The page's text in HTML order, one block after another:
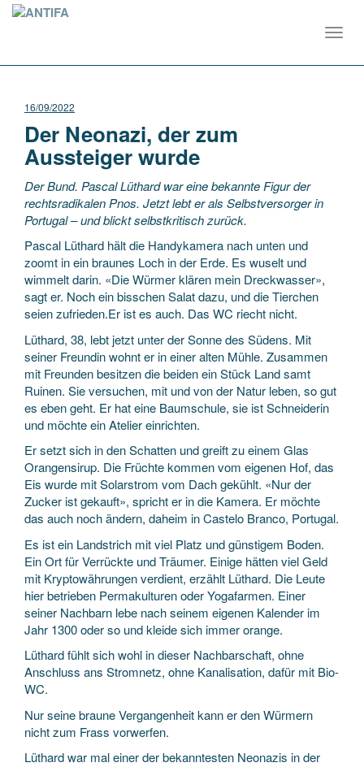
16/09/2022
Der Neonazi, der zum
Aussteiger wurde
Der Bund. Pascal Lüthard war eine bekannte Figur der
rechtsradikalen Pnos. Jetzt lebt er als Selbstversorger in
Portugal – und blickt selbstkritisch zurück.
Pascal Lüthard hält die Handykamera nach unten und
zoomt in ein braunes Loch in der Erde. Es wuselt und
wimmelt darin. «Die Würmer klären mein Dreckwasser»,
sagt er. Noch ein bisschen Salat dazu, und die Tierchen
seien zufrieden.Er ist es auch. Das WC riecht nicht.
Lüthard, 38, lebt jetzt unter der Sonne des Südens. Mit
seiner Freundin wohnt er in einer alten Mühle. Zusammen
mit Freunden besitzen die beiden ein Stück Land samt
Ruinen. Sie versuchen, mit und von der Natur leben, so gut
es eben geht. Er hat eine Baumschule, sie ist Schneiderin
und möchte ein Atelier einrichten.
Er setzt sich in den Schatten und greift zu einem Glas
Orangensirup. Die Früchte kommen vom eigenen Hof, das
Eis wurde mit Solarstrom vom Dach gekühlt. «Nur der
Zucker ist gekauft», spricht er in die Kamera. Er möchte
das auch noch ändern, daheim in Castelo Branco, Portugal.
Es ist ein Landstrich mit viel Platz und günstigem Boden.
Ein Ort für Verrückte und Träumer. Einige hätten viel Geld
mit Kryptowährungen verdient, erzählt Lüthard. Die Leute
hier betrieben Permakulturen oder Yogafarmen. Einer
seiner Nachbarn lebe nach seinem eigenen Kalender im
Jahr 1300 oder so und kleide sich immer orange.
Lüthard fühlt sich wohl in dieser Nachbarschaft, ohne
Anschluss ans Stromnetz, ohne Kanalisation, dafür mit Bio-
WC.
Nur seine braune Vergangenheit kann er den Würmern
nicht zum Frass vorwerfen.
Lüthard war mal einer der bekanntesten Neonazis in der